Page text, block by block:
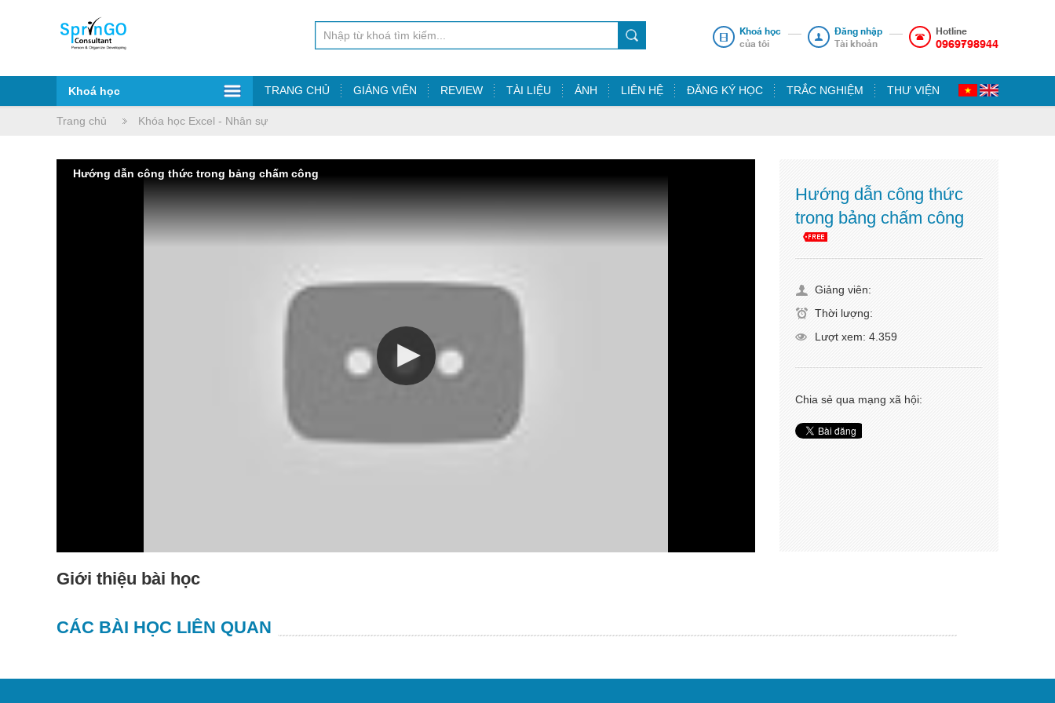
Khoá học
của tôi
Đăng nhập
Tài khoản
Hotline
0969798944
Khoá học TRANG CHỦ GIẢNG VIÊN REVIEW TÀI LIỆU ẢNH LIÊN HỆ ĐĂNG KÝ HỌC TRẮC NGHIỆM THƯ VIỆN
Trang chủ Khóa học Excel - Nhân sự
Hướng dẫn công thức trong bảng chấm công
Giới thiệu bài học
Hướng dẫn công thức
trong bảng chấm công
Giảng viên:
Thời lượng:
Lượt xem: 4.359
Chia sẻ qua mạng xã hội:
CÁC BÀI HỌC LIÊN QUAN